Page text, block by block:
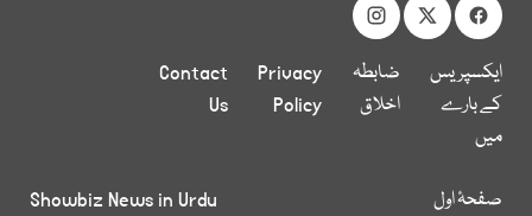
ایکسپریس
کے بارے
میں
ضابطہ
اخلاق
Privacy
Policy
Contact
Us
صفحۂ اول
Showbiz News in Urdu